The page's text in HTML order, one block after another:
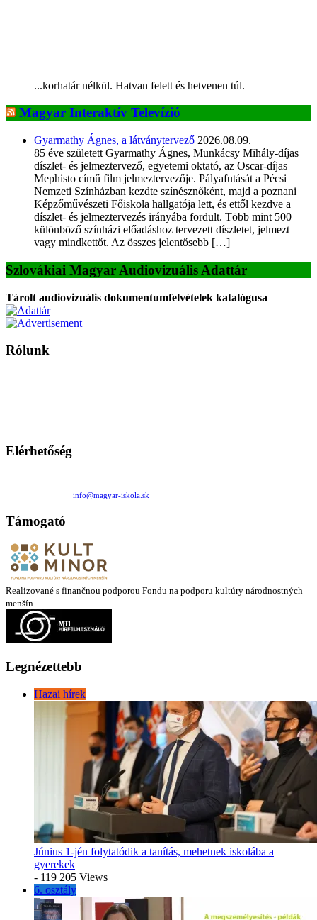
...korhatár nélkül. Hatvan felett és hetvenen túl.
Magyar Interaktív Televízió
Gyarmathy Ágnes, a látványtervező 2026.08.09.
85 éve született Gyarmathy Ágnes, Munkácsy Mihály-díjas
díszlet- és jelmeztervező, egyetemi oktató, az Oscar-díjas
Mephisto című film jelmeztervezője. Pályafutását a Pécsi
Nemzeti Színházban kezdte színésznőként, majd a poznani
Képzőművészeti Főiskola hallgatója lett, és ettől kezdve a
díszlet- és jelmeztervezés irányába fordult. Több mint 500
különböző színházi előadáshoz tervezett díszletet, jelmezt
vagy mindkettőt. Az összes jelentősebb […]
Szlovákiai Magyar Audiovizuális Adattár
Tárolt audiovizuális dokumentumfelvételek katalógusa
Rólunk
Elérhetőség
info@magyar-iskola.sk
Támogató
Realizované s finančnou podporou Fondu na podporu kultúry národnostných
menšín
Legnézettebb
Hazai hírek
Június 1-jén folytatódik a tanítás, mehetnek iskolába a
gyerekek
- 119 205 Views
6. osztály